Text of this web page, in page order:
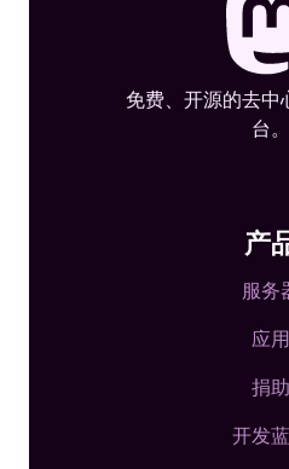
免费、开源的去中
台。
产
服务
应用
捐助
开发